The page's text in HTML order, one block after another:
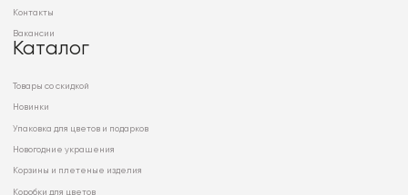
Контакты
Вакансии
Каталог
Товары со скидкой
Новинки
Упаковка для цветов и подарков
Новогодние украшения
Корзины и плетеные изделия
Коробки для цветов